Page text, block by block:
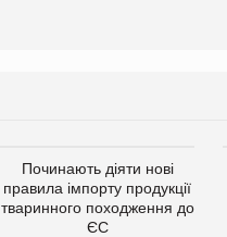
Починають діяти нові
правила імпорту продукції
тваринного походження до
ЄС